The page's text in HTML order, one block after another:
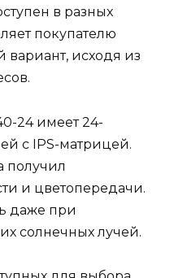
в разных
покупателю
исходя из
24 имеет 24-
с IPS-матрицей.
получил
и цветопередачи.
даже при
солнечных лучей.